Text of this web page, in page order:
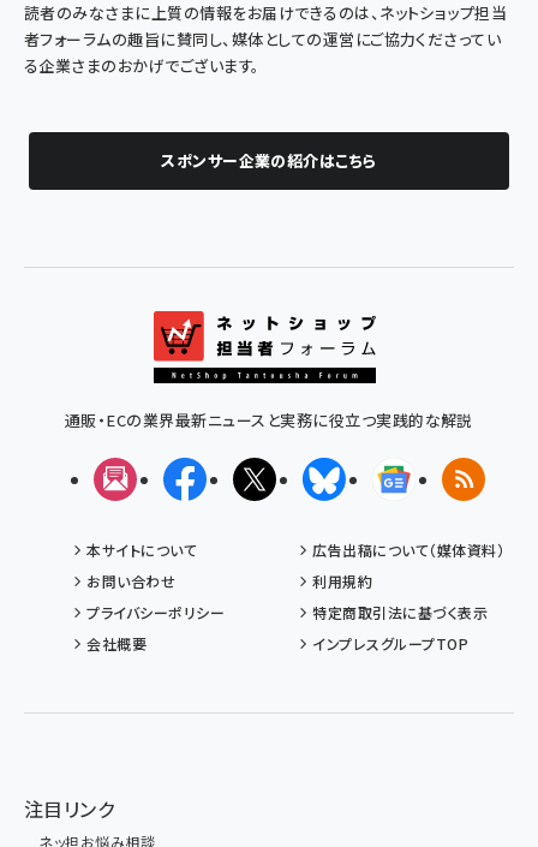
読者のみなさまに上質の情報をお届けできるのは、ネットショップ担当
者フォーラムの趣旨に賛同し、媒体としての運営にご協力くださってい
る企業さまのおかげでございます。
スポンサー企業の紹介はこちら
通販・ECの業界最新ニュースと実務に役立つ実践的な解説
メルマガFacebookX(エックス)BlueskyGoogleニュ
RSS
本サイトについて
広告出稿について（媒体資料）
お問い合わせ
利用規約
プライバシーポリシー
特定商取引法に基づく表示
会社概要
インプレスグループTOP
注目リンク
ネッ担お悩み相談